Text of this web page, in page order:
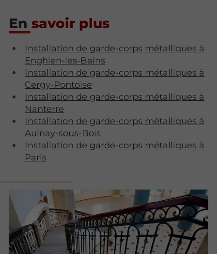
En savoir plus
Installation de garde-corps métalliques à
Enghien-les-Bains
Installation de garde-corps métalliques à
Cergy-Pontoise
Installation de garde-corps métalliques à
Nanterre
Installation de garde-corps métalliques à
Aulnay-sous-Bois
Installation de garde-corps métalliques à
Paris